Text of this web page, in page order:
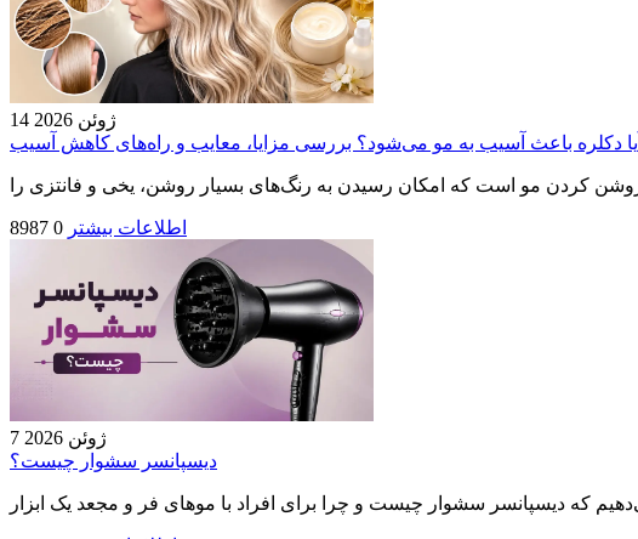
14 ژوئن 2026
آیا دکلره باعث آسیب به مو می‌شود؟ بررسی مزایا، معایب و راه‌های کاهش آسیب
8987 0 اطلاعات بیشتر
7 ژوئن 2026
دیسپانسر سشوار چیست؟